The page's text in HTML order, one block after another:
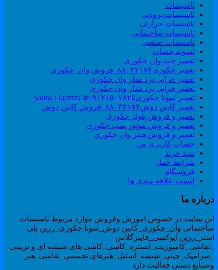
تاسیسات
تاسیسات برودتی
تاسیسات حرارتی
تاسیسات ساختمانی
تاسیسات صنعتی
تسویه حساب
تعمیر جت وان جکوزی
تعمیر جکوزی۸۸۰۴۲۱۷۴_فروش وان_جکوزی
تعمیر خرابی برد مدار وان جکوزی
تعمیر خرابی برد مدار وان جکوزی
تعمیر سونا جکوزی۰۹۱۲۱۵۰۷۸۲۵#| Sauna | Jacuzzi
تعمیر کابین دوش۸۸۰۴۲۱۷۴_فروش کابین دوش
تعمیر و فروش بلوئر جکوزی
تعمیر و فروش موتور پمپ جکوزی
تعمیر و فروش هیتر وان جکوزی
حساب کاربری من
سبد خرید
شرایط حمل
فروشگاه
لیست علاقه مندی ها
ما
سایت در خصوص اموزش وفروش موارد مربوط تاسیسات
وان_جکوزی_کابین دوش_سونا جکوزی_رزین پلی
اپوکسی_فایبرگلاس
های شیشه ای و تزیینی
تجسمی_نقاشی_هنر
دستی فعالیت دارد